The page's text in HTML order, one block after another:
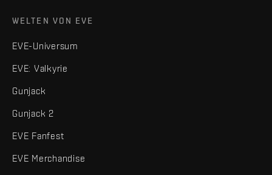
WELTEN VON EVE
EVE-Universum
EVE: Valkyrie
Gunjack
Gunjack 2
EVE Fanfest
EVE Merchandise